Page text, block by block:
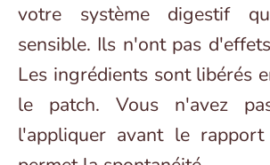
votre système digestif
sensible. Ils n'ont pas
Les ingrédients sont libérés
le patch. Vous n'avez
l'appliquer avant le rapport